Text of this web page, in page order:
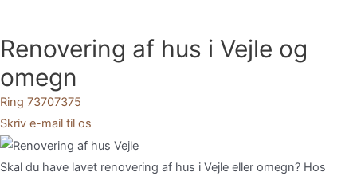
indholdet
Renovering af hus i Vejle og
omegn
Ring 73707375
Skriv e-mail til os
Skal du have lavet renovering af hus i Vejle eller omegn? Hos